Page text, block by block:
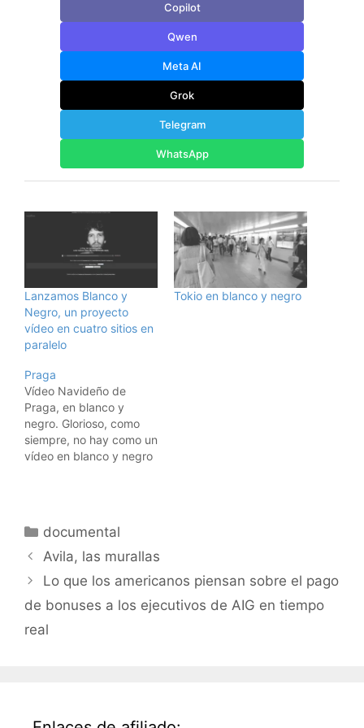
Copilot
Qwen
Meta AI
Grok
Telegram
WhatsApp
Lanzamos Blanco y
Negro, un proyecto
vídeo en cuatro sitios en
paralelo
Tokio en blanco y negro
Praga
Vídeo Navideño de
Praga, en blanco y
negro. Glorioso, como
siempre, no hay como un
vídeo en blanco y negro
Categorías
documental
Avila, las murallas
Lo que los americanos piensan sobre el pago
de bonuses a los ejecutivos de AIG en tiempo
real